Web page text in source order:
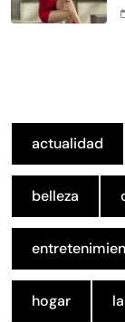
actualidad
belleza
hogar